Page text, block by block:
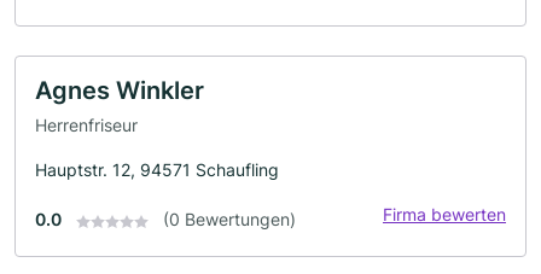
Agnes Winkler
Herrenfriseur
Hauptstr. 12, 94571 Schaufling
0.0 (0 Bewertungen) Firma bewerten